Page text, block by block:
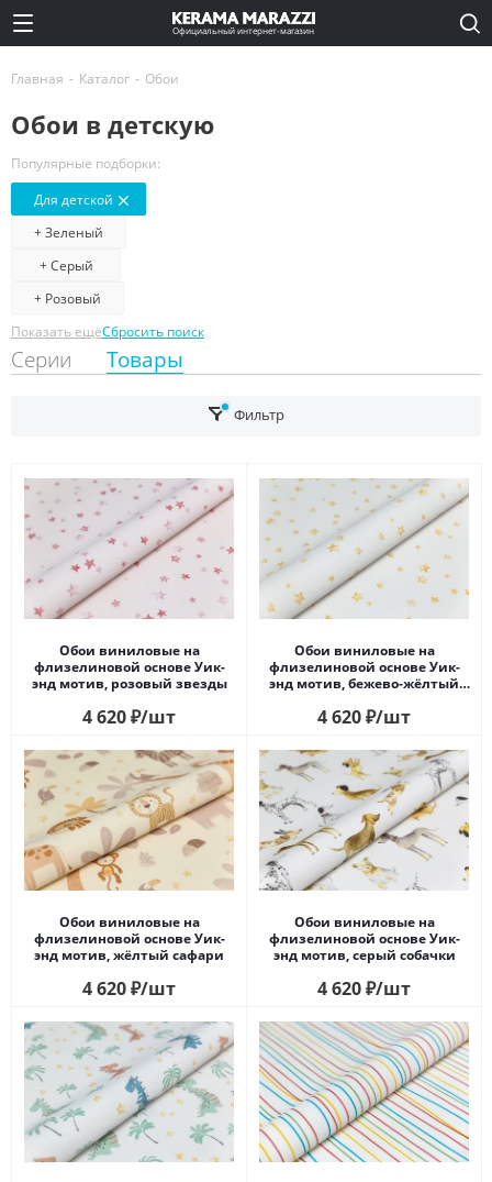
Официальный интернет-магазин
Главная - Каталог - Обои
Обои в детскую
Популярные подборки:
Для детской
+ Зеленый
+ Серый
+ Розовый
Показать ещёСбросить поиск
Серии Товары
Фильтр
Обои виниловые на
флизелиновой основе Уик-
энд мотив, розовый звезды
4 620₽/шт
Обои виниловые на
флизелиновой основе Уик-
энд мотив, бежево-жёлтый
4 620₽/шт
Обои виниловые на
флизелиновой основе Уик-
энд мотив, жёлтый сафари
4 620₽/шт
Обои виниловые на
флизелиновой основе Уик-
энд мотив, серый собачки
4 620₽/шт